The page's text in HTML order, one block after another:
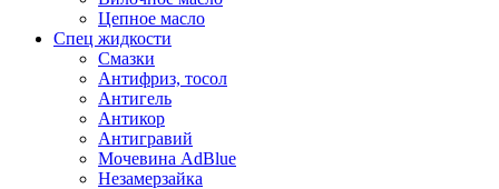
Цепное масло
Спец жидкости
Смазки
Антифриз, тосол
Антигель
Антикор
Антигравий
Мочевина AdBlue
Незамерзайка